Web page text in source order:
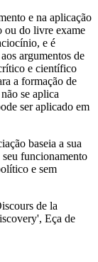
e na aplicação
ou do livre exame
e é
argumentos de
e científico
a formação de
se aplica
ser aplicado em
baseia a sua
funcionamento
e sem
de la
Eça de